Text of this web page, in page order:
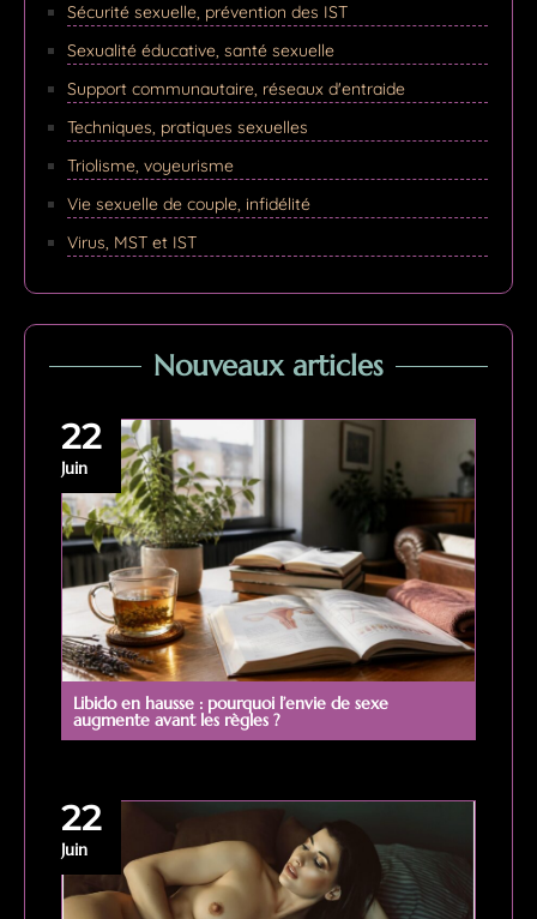
Sécurité sexuelle, prévention des IST
Sexualité éducative, santé sexuelle
Support communautaire, réseaux d'entraide
Techniques, pratiques sexuelles
Triolisme, voyeurisme
Vie sexuelle de couple, infidélité
Virus, MST et IST
Nouveaux articles
22
Juin
Libido en hausse : pourquoi l’envie de sexe
augmente avant les règles ?
22
Juin